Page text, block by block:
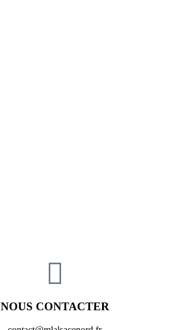
NOUS CONTACTER